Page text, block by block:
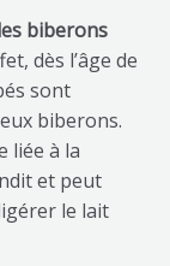
biberons
dès l’âge de
sont
biberons.
liée à la
et peut
le lait